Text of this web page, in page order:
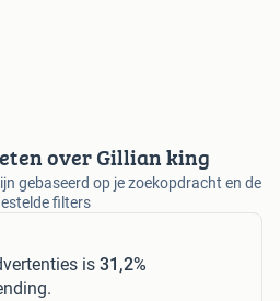
over Gillian king
gebaseerd op je zoekopdracht en de
filters
is 31,2%